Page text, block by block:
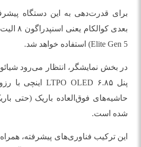
برای قدرت‌دهی به این دستگاه
Elite Gen 5) استفاده خواهد شد.
حاشیه‌های فوق‌العاده باریک (حتی
شده است.
این ترکیب فناوری‌های پیشرفته،